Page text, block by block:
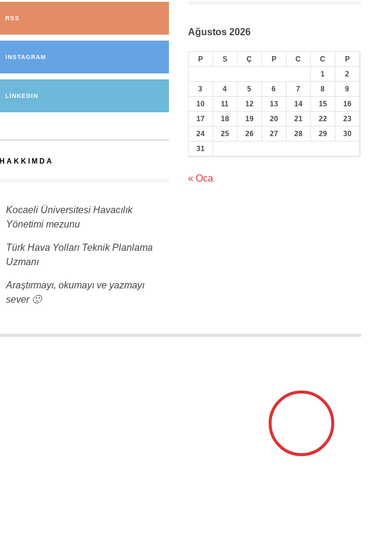
RSS
INSTAGRAM
LINKEDIN
HAKKIMDA
Kocaeli Üniversitesi Havacılık
Yönetimi mezunu
Türk Hava Yolları Teknik Planlama
Uzmanı
Araştırmayı, okumayı ve yazmayı
sever 🙂
Ağustos 2026
P S Ç P C C
P
1
2
3
4 5 6 7 8
9
10
11 12 13 14 15
16
17
18 19 20 21 22
23
24
25 26 27 28 29
30
31
« Oca